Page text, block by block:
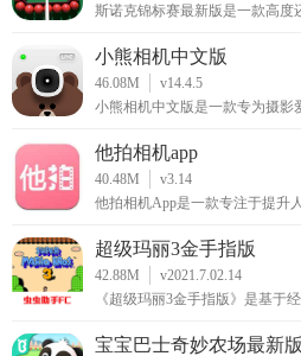
斯诺克锦标赛最新版是一款高度
小熊相机中文版
46.08M
v14.4.5
小熊相机中文版是一款专为摄影
他拍相机app
40.48M
v3.14
他拍相机App是一款专注于提升
超级玛丽3金手指版
42.88M
v2021.7.02.14
《超级玛丽3金手指版》是基于经
宝宝巴士奇妙农场最新版